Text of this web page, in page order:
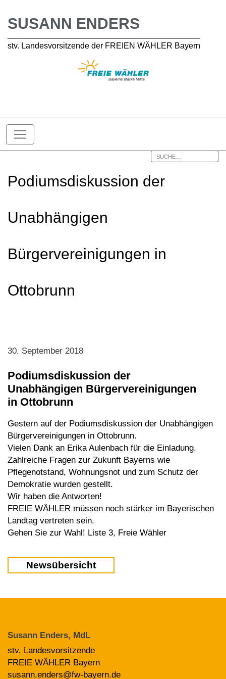
SUSANN ENDERS
stv. Landesvorsitzende der FREIEN WÄHLER Bayern
Podiumsdiskussion der
Unabhängigen
Bürgervereinigungen in
Ottobrunn
30. September 2018
Podiumsdiskussion der
Unabhängigen Bürgervereinigungen
in Ottobrunn
Gestern auf der Podiumsdiskussion der Unabhängigen
Bürgervereinigungen in Ottobrunn.
Vielen Dank an Erika Aulenbach für die Einladung.
Zahlreiche Fragen zur Zukunft Bayerns wie
Pflegenotstand, Wohnungsnot und zum Schutz der
Demokratie wurden gestellt.
Wir haben die Antworten!
FREIE WÄHLER müssen noch stärker im Bayerischen
Landtag vertreten sein.
Gehen Sie zur Wahl! Liste 3, Freie Wähler
Newsübersicht
Susann Enders, MdL
stv. Landesvorsitzende
FREIE WÄHLER Bayern
susann.enders@fw-bayern.de